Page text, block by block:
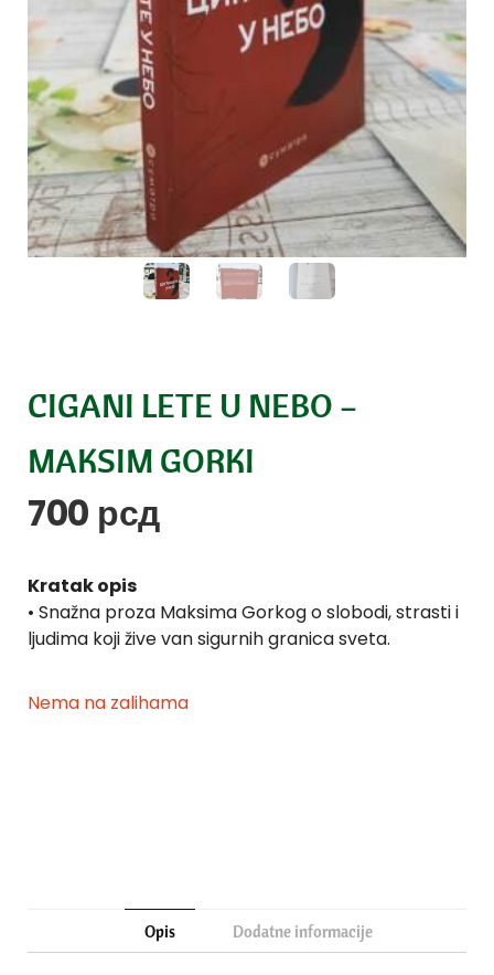
CIGANI LETE U NEBO –
MAKSIM GORKI
700 рсд
Kratak opis
• Snažna proza Maksima Gorkog o slobodi, strasti i
ljudima koji žive van sigurnih granica sveta.
Nema na zalihama
Opis Dodatne informacije